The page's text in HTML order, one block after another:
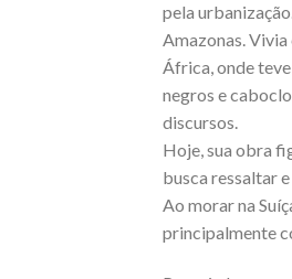
pela
Amazonas.
África, onde
negros e
discursos.
Hoje, sua obra
busca ressaltar
Ao morar na
principalmente